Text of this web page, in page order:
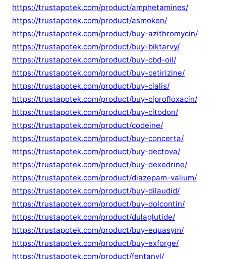
https://trustapotek.com/product/amphetamines/
https://trustapotek.com/product/asmoken/
https://trustapotek.com/product/buy-azithromycin/
https://trustapotek.com/product/buy-biktarvy/
https://trustapotek.com/product/buy-cbd-oil/
https://trustapotek.com/product/buy-cetirizine/
https://trustapotek.com/product/buy-cialis/
https://trustapotek.com/product/buy-ciprofloxacin/
https://trustapotek.com/product/buy-citodon/
https://trustapotek.com/product/codeine/
https://trustapotek.com/product/buy-concerta/
https://trustapotek.com/product/buy-dectova/
https://trustapotek.com/product/buy-dexedrine/
https://trustapotek.com/product/diazepam-valium/
https://trustapotek.com/product/buy-dilaudid/
https://trustapotek.com/product/buy-dolcontin/
https://trustapotek.com/product/dulaglutide/
https://trustapotek.com/product/buy-equasym/
https://trustapotek.com/product/buy-exforge/
https://trustapotek.com/product/fentanyl/